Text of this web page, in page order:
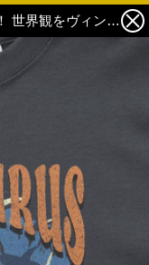
「ジュラシック・ワールド」×GUコラボ！ 世界観をヴィンテージ風グラフィックでTシャツに！ 人気のモササウルスも登場 1枚目の写真・画像